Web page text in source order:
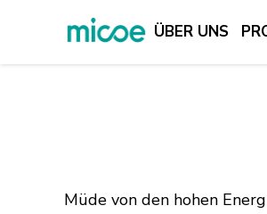
ÜBER UNS
SUPPORT & SERVICES
Müde von den hohen